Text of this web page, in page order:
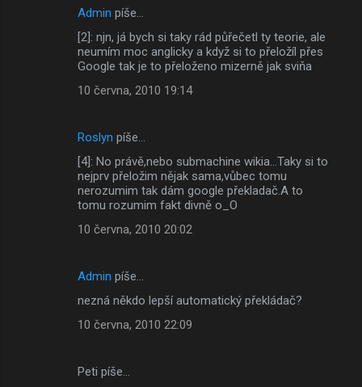
Admin píše…
[2]: njn, já bych si taky rád půřečetl ty teorie, ale
neumím moc anglicky a když si to přeložíl přes
Google tak je to přeloženo mizerně jak sviňa
10 června, 2010 19:14
Roslyn píše…
[4]: No právě,nebo submachine wikia...Taky si to
nejprv přeložim nějak sama,vůbec tomu
nerozumim tak dám google překladač.A to
tomu rozumim fakt divně o_O
10 června, 2010 20:02
Admin píše…
nezná někdo lepší automatický překládač?
10 června, 2010 22:09
Peti píše…